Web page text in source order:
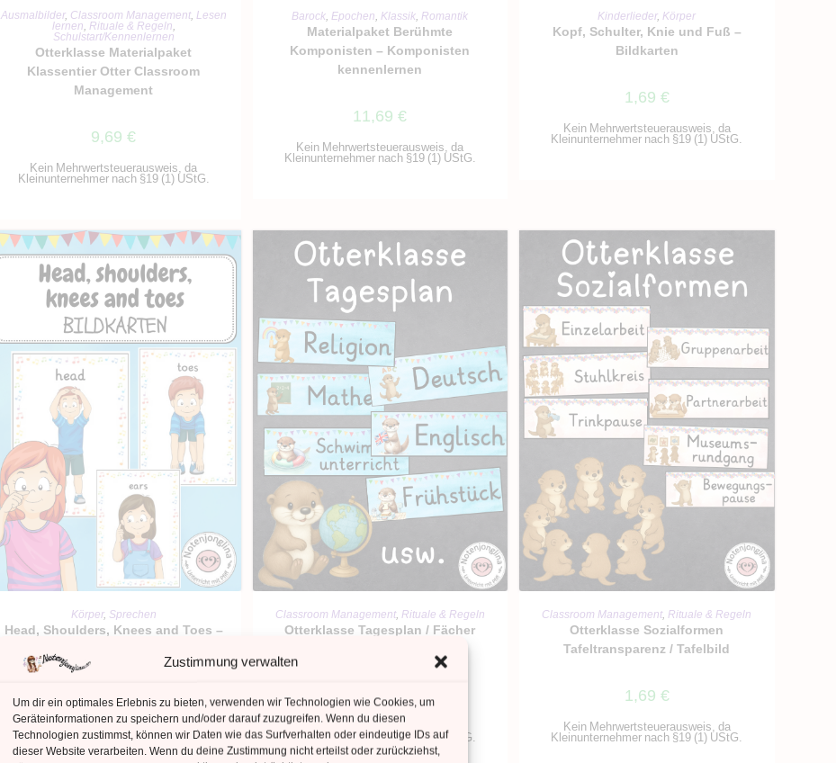
Zustimmung verwalten
Um dir ein optimales Erlebnis zu bieten, verwenden wir Technologien wie Cookies, um
Geräteinformationen zu speichern und/oder darauf zuzugreifen. Wenn du diesen
Technologien zustimmst, können wir Daten wie das Surfverhalten oder eindeutige IDs auf
dieser Website verarbeiten. Wenn du deine Zustimmung nicht erteilst oder zurückziehst,
IN DEN WARENKORB
Ausmalbilder, Classroom Management, Lesen
lernen, Rituale & Regeln,
Schulstart/Kennenlernen
Otterklasse Materialpaket
Klassentier Otter Classroom
Management
9,69€
Kein Mehrwertsteuerausweis, da
Kleinunternehmer nach §19 (1) UStG.
IN DEN WARENKORB
Barock,Epochen,Klassik,Romantik
Materialpaket Berühmte
Komponisten – Komponisten
kennenlernen
11,69€
Kein Mehrwertsteuerausweis, da
Kleinunternehmer nach §19 (1) UStG.
IN DEN WARENKORB
Kinderlieder,Körper
Kopf, Schulter, Knie und Fuß –
Bildkarten
1,69 €
Kein Mehrwertsteuerausweis, da
Kleinunternehmer nach §19 (1) UStG.
IN DEN WARENKORB
Körper, Sprechen
Head, Shoulders, Knees and Toes –
1,69€
Kein Mehrwertsteuerausweis, da
Kleinunternehmer nach §19 (1) UStG.
IN DEN WARENKORB
Classroom Management, Rituale & Regeln
Otterklasse Tagesplan / Fächer
1,69€
Kein Mehrwertsteuerausweis, da
Kleinunternehmer nach §19 (1) UStG.
IN DEN WARENKORB
Classroom Management,Rituale & Regeln
Otterklasse Sozialformen
Tafeltransparenz / Tafelbild
1,69 €
Kein Mehrwertsteuerausweis, da
Kleinunternehmer nach §19 (1) UStG.